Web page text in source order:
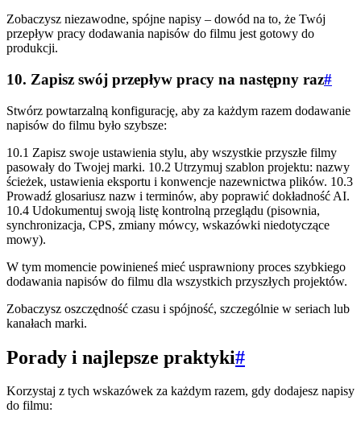
Zobaczysz niezawodne, spójne napisy – dowód na to, że Twój
przepływ pracy dodawania napisów do filmu jest gotowy do
produkcji.
10. Zapisz swój przepływ pracy na następny raz#
Stwórz powtarzalną konfigurację, aby za każdym razem dodawanie
napisów do filmu było szybsze:
10.1 Zapisz swoje ustawienia stylu, aby wszystkie przyszłe filmy
pasowały do Twojej marki. 10.2 Utrzymuj szablon projektu: nazwy
ścieżek, ustawienia eksportu i konwencje nazewnictwa plików. 10.3
Prowadź glosariusz nazw i terminów, aby poprawić dokładność AI.
10.4 Udokumentuj swoją listę kontrolną przeglądu (pisownia,
synchronizacja, CPS, zmiany mówcy, wskazówki niedotyczące
mowy).
W tym momencie powinieneś mieć usprawniony proces szybkiego
dodawania napisów do filmu dla wszystkich przyszłych projektów.
Zobaczysz oszczędność czasu i spójność, szczególnie w seriach lub
kanałach marki.
Porady i najlepsze praktyki#
Korzystaj z tych wskazówek za każdym razem, gdy dodajesz napisy
do filmu: